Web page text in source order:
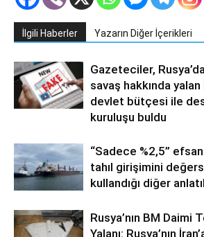
İlgili Haberler Yazarın Diğer İçerikleri
Gazeteciler,
savaş hakkında
devlet bütçesi ile
kuruluşu buldu
“Sadece %2,5”
tahıl girişimini
kullandığı diğer
Rusya’nın BM Daimi
Yalanı: Rusya’nın